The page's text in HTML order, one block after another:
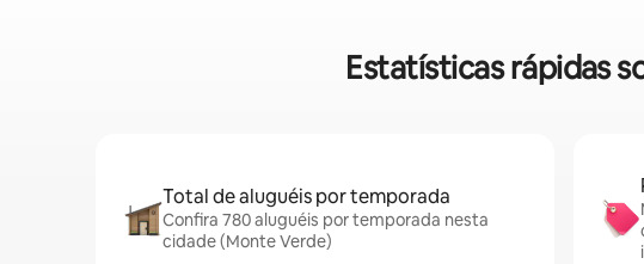
Estatísticas rápidas
Total de aluguéis por temporada
Confira 780 aluguéis por temporada nesta
cidade (Monte Verde)